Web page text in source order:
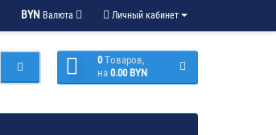
Личный кабинет
BYN Валюта
0 Tоваров,
на 0.00 BYN